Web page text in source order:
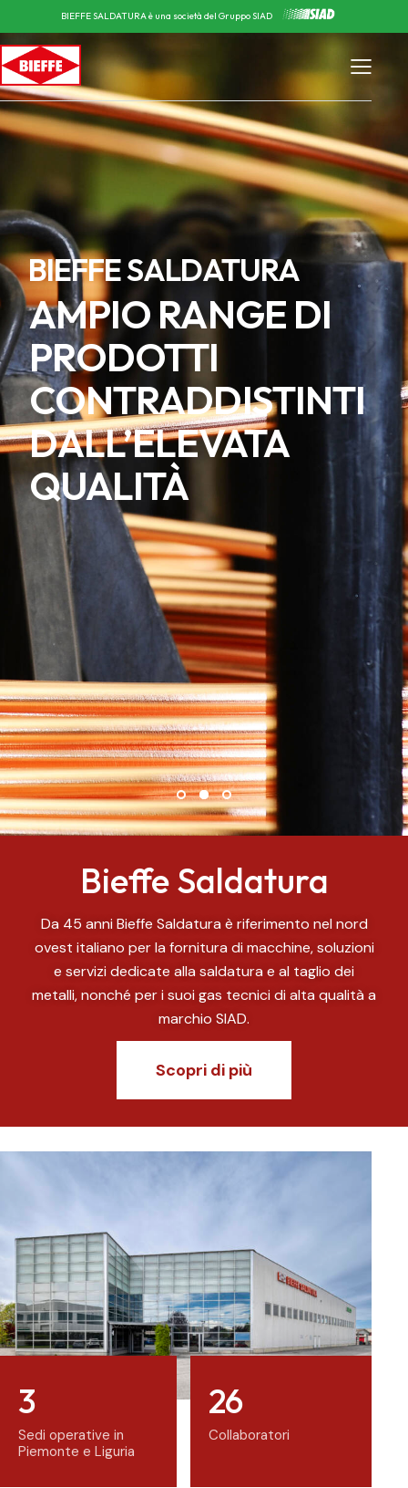
BIEFFE SALDATURA è una società del Gruppo SIAD
AMPIO RANGE DI
PRODOTTI
CONTRADDISTINTI
DALL’ELEVATA
QUALITÀ
BIEFFE SALDATURA
Bieffe Saldatura
Da 45 anni Bieffe Saldatura è riferimento nel nord
ovest italiano per la fornitura di macchine, soluzioni
e servizi dedicate alla saldatura e al taglio dei
metalli, nonché per i suoi gas tecnici di alta qualità a
marchio SIAD.
Scopri di più
3
Sedi operative in
Piemonte e Liguria
26
Collaboratori